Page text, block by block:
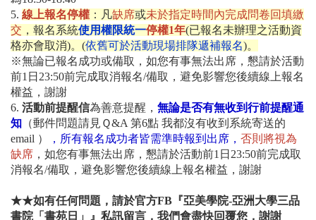
5. 線上報名停權 ：凡缺席或未於指定時間內完成問卷回填繳
交 ，報名系統使用權限統一停權1年(已報名未辦理之活動資
格亦會取消)。 (依舊可於活動現場排隊遞補報名)。
※無論已報名成功或備取，如您有事無法出席，懇請於活動
前1日23:50前完成取消報名/備取，避免影響您後續線上報名
權益，謝謝
6. 活動前提醒信為善意提醒， 無論是否有無收到行前提醒通
知 （郵件問題請見Ｑ&A 第6點 我都沒有收到系統寄送的
email ）
， 所有報名成功者皆需準時報到出席 ， 否則將視為
缺席 ，如您有事無法出席，懇請於活動前1日23:50前完成取
消報名/備取，避免影響您後續線上報名權益，謝謝
★★如有任何問題，請於官方FB『亞美學院-亞洲大學三品
書院「書苑日」』私訊留言，我們會盡快回覆您，謝謝